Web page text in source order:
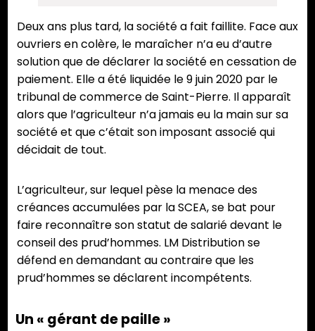
Deux ans plus tard, la société a fait faillite. Face aux
ouvriers en colère, le maraîcher n’a eu d’autre
solution que de déclarer la société en cessation de
paiement. Elle a été liquidée le 9 juin 2020 par le
tribunal de commerce de Saint-Pierre. Il apparaît
alors que l’agriculteur n’a jamais eu la main sur sa
société et que c’était son imposant associé qui
décidait de tout.
L’agriculteur, sur lequel pèse la menace des
créances accumulées par la SCEA, se bat pour
faire reconnaître son statut de salarié devant le
conseil des prud’hommes. LM Distribution se
défend en demandant au contraire que les
prud’hommes se déclarent incompétents.
Un « gérant de paille »